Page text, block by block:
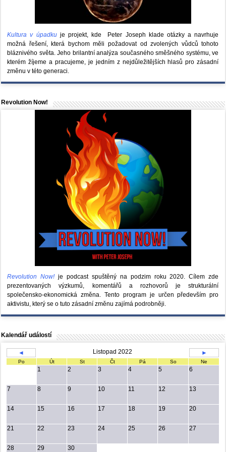
Kultura v úpadkuje projekt, kde Peter Joseph klade otázky a navrhuje
možná řešení, která bychom měli požadovat od zvolených vůdců tohoto
bláznivého světa. Jeho brilantní analýza současného směšného systému, ve
kterém žíjeme a pracujeme, je jedním z nejdůležitějších hlasů pro zásadní
změnu v této generaci.
Revolution Now!
Revolution Now! je podcast spuštěný na podzim roku 2020.Cílem zde
prezentovaných výzkumů, komentářů a rozhovorů je strukturální
společensko-ekonomická změna. Tento program je určen především pro
aktivistu, který se o tuto zásadní změnu zajímá podrobněji.
Kalendář událostí
◄ Listopad 2022 ►
Po Út St Čt Pá So Ne
1 2 3 4 5 6
7 8 9 10 11 12 13
14 15 16 17 18 19 20
21 22 23 24 25 26 27
28 29 30